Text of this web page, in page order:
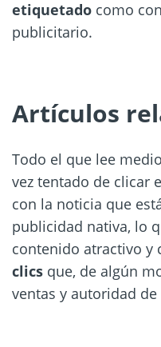
etiquetado como
publicitario.
Artículos
Todo el que lee
vez tentado de clicar
con la noticia que
publicidad nativa, lo
contenido atractivo y
clics que, de algún
ventas y autoridad de